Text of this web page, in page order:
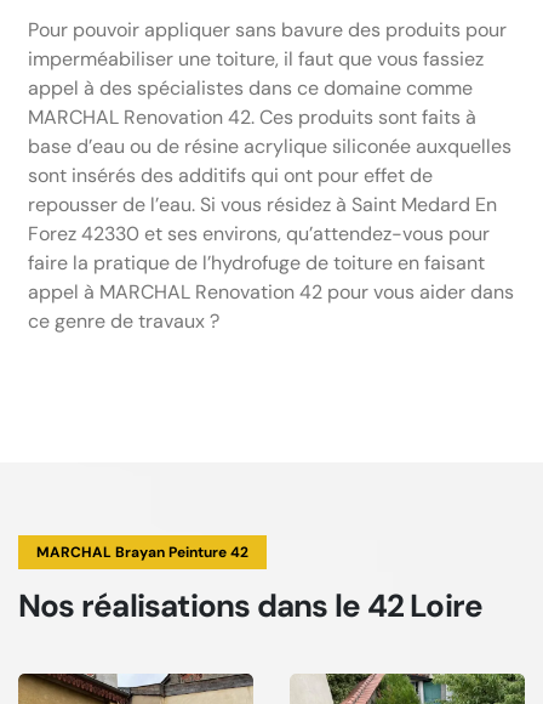
Pour pouvoir appliquer sans bavure des produits pour
imperméabiliser une toiture, il faut que vous fassiez
appel à des spécialistes dans ce domaine comme
MARCHAL Renovation 42. Ces produits sont faits à
base d’eau ou de résine acrylique siliconée auxquelles
sont insérés des additifs qui ont pour effet de
repousser de l’eau. Si vous résidez à Saint Medard En
Forez 42330 et ses environs, qu’attendez-vous pour
faire la pratique de l’hydrofuge de toiture en faisant
appel à MARCHAL Renovation 42 pour vous aider dans
ce genre de travaux ?
MARCHAL Brayan Peinture 42
Nos réalisations dans le 42 Loire